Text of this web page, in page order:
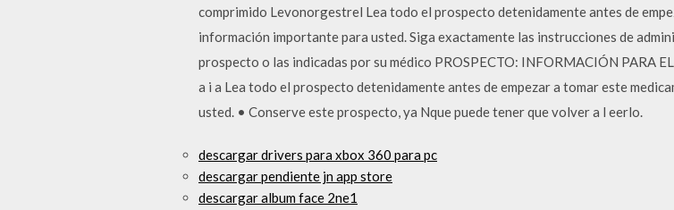
comprimido Levonorgestrel Lea todo el prospecto detenidamente antes de
información importante para usted. Siga exactamente las instrucciones de
prospecto o las indicadas por su médico PROSPECTO: INFORMACIÓN PARA EL
a i a Lea todo el prospecto detenidamente antes de empezar a tomar este
usted. • Conserve este prospecto, ya Nque puede tener que volver a l eerlo.
descargar drivers para xbox 360 para pc
descargar pendiente jn app store
descargar album face 2ne1